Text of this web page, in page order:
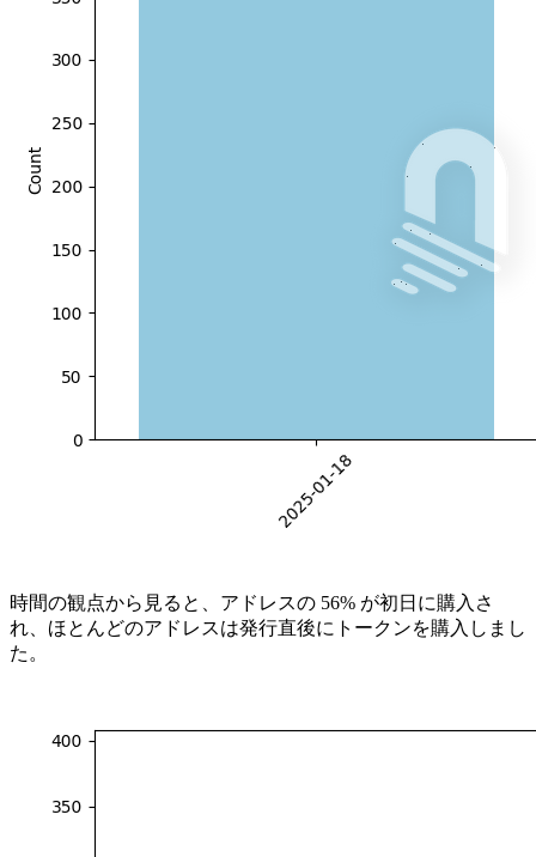
時間の観点から見ると、アドレスの 56% が初日に購入さ
れ、ほとんどのアドレスは発行直後にトークンを購入しまし
た。